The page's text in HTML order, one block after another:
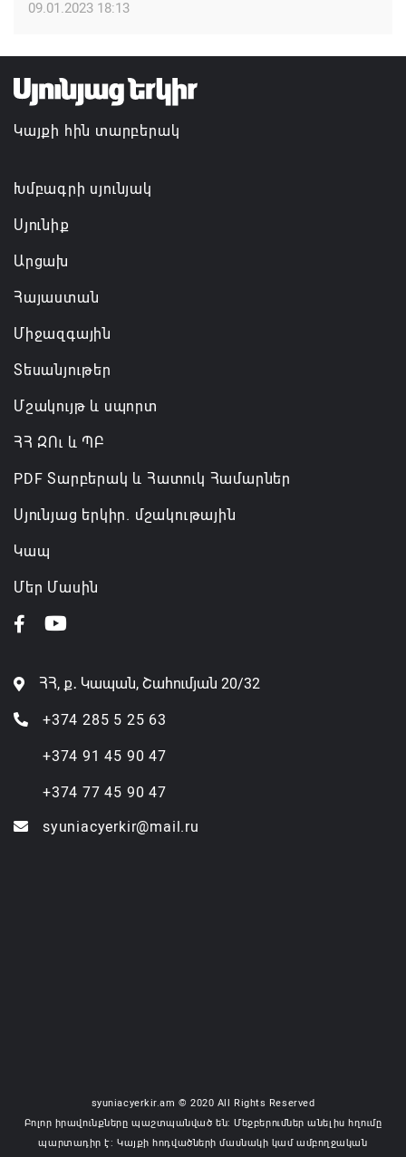
ամոթի ու դավաճանության օր․ ՌԴ և Նոր
07.08.2026 12:50
Բեխի անապատը երկրորդ կյանք է ստանում
07.08.2026 12:38
09.01.2023 18:13
Կայքի հին տարբերակ
Խմբագրի սյունյակ
Սյունիք
Արցախ
Հայաստան
Միջազգային
Տեսանյութեր
Մշակույթ և սպորտ
ՀՀ ԶՈւ և ՊԲ
PDF Տարբերակ և Հատուկ Համարներ
Սյունյաց երկիր. մշակութային
Կապ
Մեր Մասին
ՀՀ, ք․ Կապան, Շահումյան 20/32
+374 285 5 25 63
+374 91 45 90 47
+374 77 45 90 47
syuniacyerkir@mail.ru
syuniacyerkir.am © 2020 All Rights Reserved
Բոլոր իրավունքները պաշտպանված են: Մեջբերումներ անելիս հղումը
պարտադիր է: Կայքի հոդվածների մասնակի կամ ամբողջական